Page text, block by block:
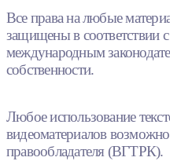
Все права на любые
защищены в соответствии
международным
собственности.
Любое использование
видеоматериалов возможно
правообладателя (ВГТРК).